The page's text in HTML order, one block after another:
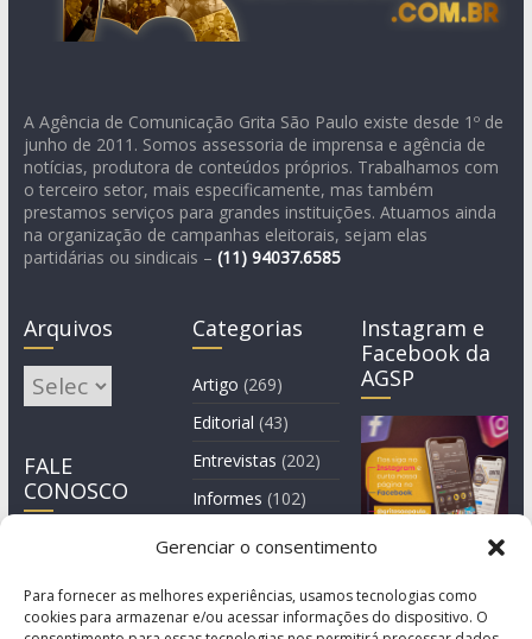
Gerenciar o consentimento
Para fornecer as melhores experiências, usamos tecnologias como
cookies para armazenar e/ou acessar informações do dispositivo. O
A Agência de Comunicação Grita São Paulo existe desde 1º de
junho de 2011. Somos assessoria de imprensa e agência de
notícias, produtora de conteúdos próprios. Trabalhamos com
o terceiro setor, mais especificamente, mas também
prestamos serviços para grandes instituições. Atuamos ainda
na organização de campanhas eleitorais, sejam elas
partidárias ou sindicais – (11) 94037.6585
Arquivos
Arquivos
FALE
CONOSCO
Categorias
Artigo (269)
Editorial (43)
Entrevistas (202)
Informes (102)
Manchete
Instagram e
Facebook da
AGSP